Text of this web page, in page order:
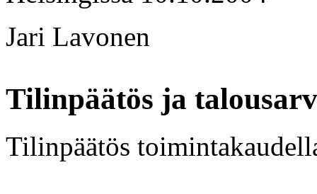
Jari Lavonen
Tilinpäätös ja
Tilinpäätös